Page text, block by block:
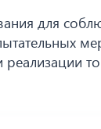
для
реализации